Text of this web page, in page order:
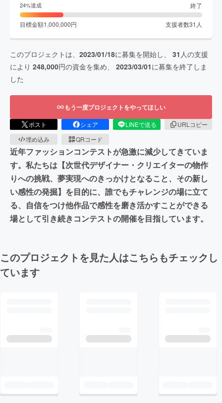
24%達成 終了
目標金額1,000,000円 支援者数31 人
このプロジェクトは、 2023/01/18に募集を開始し、 31 人の支援
により 248,000円の資金を集め、 2023/03/01に募集を終了しま
した
もう一度プロジェクトをやってほしい
ポスト シェア LINEで送る
URLコピー
埋め込み
QRコード
近年ファッションコンテストが急激に減少してきていま
す。私たちは【次世代デザイナー・クリエイターの物作
りへの挑戦、夢実現へのきっかけとなること、その新し
い感性の発掘】を目的に、誰でもチャレンジの場に立て
る、自信をつけ他作品で感性を磨き活かすことができる
場として引き続きコンテストの開催を目指しています。
このプロジェクトを見た人はこちらもチェックし
ています